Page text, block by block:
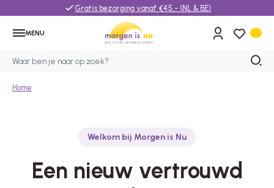
Gratis bezorging vanaf €45,- (NL & BE)
MENU
Home
Welkom bij Morgen is Nu
Een nieuw vertrouwd